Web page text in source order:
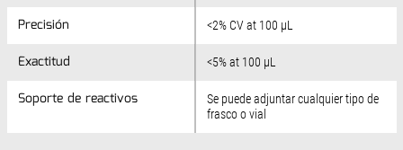
Precisión
Exactitud
Soporte de reactivos
Precisión <2% CV at 100 µL
Exactitud <5% at 100 µL
Soporte de reactivos
Se puede adjuntar cualquier tipo de
frasco o vial